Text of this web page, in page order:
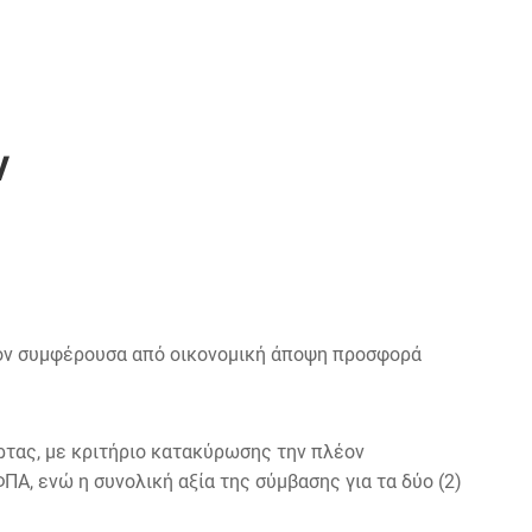
συμφέρουσα από οικονομική άποψη προσφορά
με κριτήριο κατακύρωσης την πλέον
ενώ η συνολική αξία της σύμβασης για τα δύο (2)